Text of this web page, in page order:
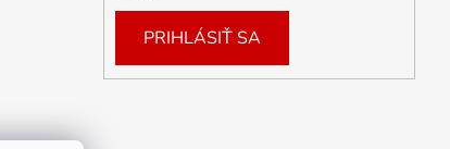
PRIHLÁSIŤ SA